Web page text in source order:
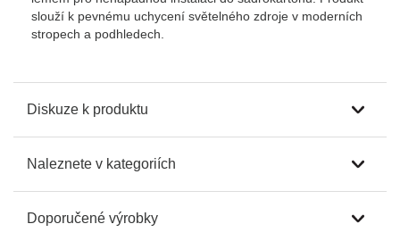
slouží k pevnému uchycení světelného zdroje v moderních
stropech a podhledech.
Diskuze k produktu
Naleznete v kategoriích
Doporučené výrobky